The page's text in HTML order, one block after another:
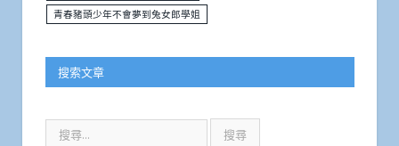
青春豬頭少年不會夢到兔女郎學姐
搜索文章